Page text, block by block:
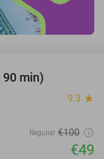
min)
9.3 star
Regulier €100
€49